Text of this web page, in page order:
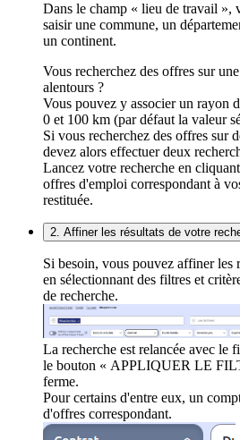
Dans le champ « lieu de travail »,
saisir une commune, un
un continent.
Vous recherchez des offres sur
alentours ?
Vous pouvez y associer un rayon
0 et 100 km (par défaut la valeur
Si vous recherchez des offres sur
devez alors effectuer deux
Lancez votre recherche en
offres d'emploi correspondant à
restituée.
2. Affiner les résultats de votre
Si besoin, vous pouvez affiner les
en sélectionnant des filtres et
de recherche.
La recherche est relancée avec le
le bouton « APPLIQUER LE
ferme.
Pour certains d'entre eux, un
d'offres correspondant.